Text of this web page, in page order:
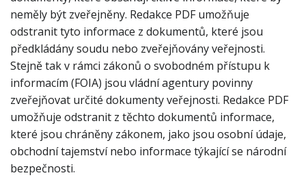
neměly být zveřejněny. Redakce PDF umožňuje
odstranit tyto informace z dokumentů, které jsou
předkládány soudu nebo zveřejňovány veřejnosti.
Stejně tak v rámci zákonů o svobodném přístupu k
informacím (FOIA) jsou vládní agentury povinny
zveřejňovat určité dokumenty veřejnosti. Redakce PDF
umožňuje odstranit z těchto dokumentů informace,
které jsou chráněny zákonem, jako jsou osobní údaje,
obchodní tajemství nebo informace týkající se národní
bezpečnosti.